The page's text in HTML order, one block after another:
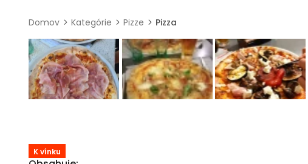
Domov Kategórie Pizze Pizza
K vínku